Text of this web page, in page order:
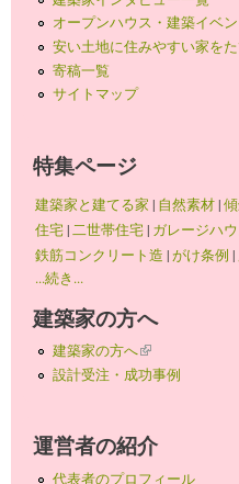
オープンハウス・建築イベ
安い土地に住みやすい家を
寄稿一覧
サイトマップ
特集ページ
建築家と建てる家 | 自然素材|
住宅| 二世帯住宅| ガレージハ
鉄筋コンクリート造 |がけ条例 |
...続き...
建築家の方へ
建築家の方へ(link is external)
設計受注・成功事例
運営者の紹介
代表者のプロフィール